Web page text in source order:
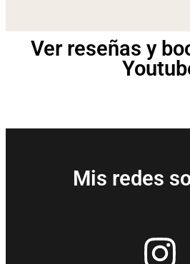
Ver reseñas y
Mis redes